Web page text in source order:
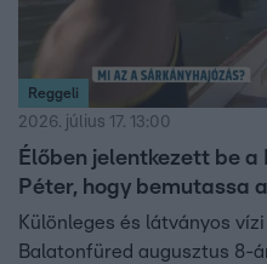
Reggeli
2026. július 17. 13:00
Élőben jelentkezett be
Péter, hogy bemutassa
Különleges és látványos
Balatonfüred augusztus 8-